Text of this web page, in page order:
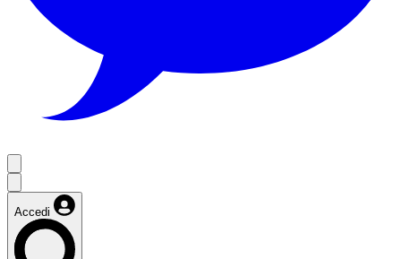
Accedi